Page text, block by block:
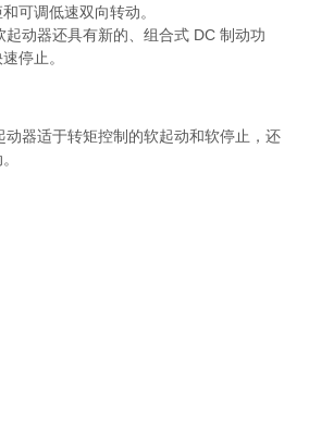
可调低速双向转动。
起动器还具有新的、组合式 DC 制动功
停止。
动器适于转矩控制的软起动和软停止，还